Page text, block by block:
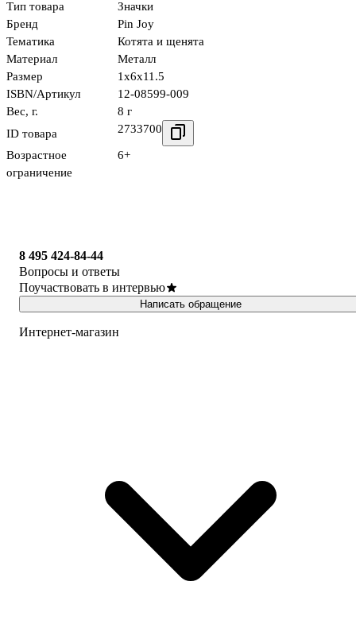
Тип товара
Значки
Бренд
Pin Joy
Тематика
Котята и щенята
Материал
Металл
Размер
1x6x11.5
ISBN/Артикул
12-08599-009
Вес, г.
8 г
ID товара
2733700
Возрастное
ограничение
6+
8 495 424-84-44
Вопросы и ответы
Поучаствовать в интервью
Написать обращение
Интернет-магазин